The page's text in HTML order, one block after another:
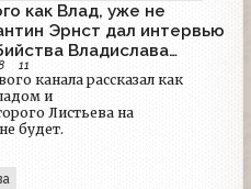
как Влад, уже не
Эрнст дал интервью
Владислава
11
канала рассказал как
и
Листьева на
будет.